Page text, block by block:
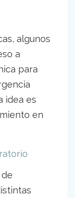
algunos
a
para
idea es
en